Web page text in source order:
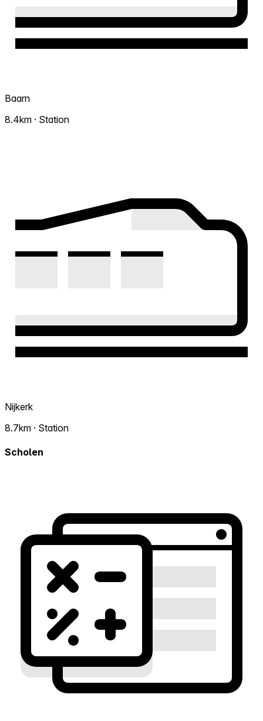
Baarn
8.4km · Station
Nijkerk
8.7km · Station
Scholen